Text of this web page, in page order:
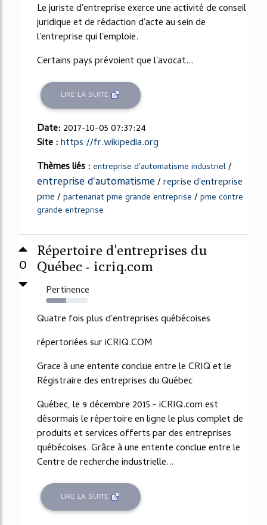
Le juriste d'entreprise exerce une activité de conseil
juridique et de rédaction d'acte au sein de
l'entreprise qui l'emploie.
Certains pays prévoient que l'avocat...
LIRE LA SUITE
Date: 2017-10-05 07:37:24
Site :https://fr.wikipedia.org
Thèmes liés : entreprise d'automatisme industriel/
entreprise d'automatisme/reprise d'entreprise
pme/partenariat pme grande entreprise /pme contre
grande entreprise
0
Répertoire d'entreprises du
Québec - icriq.com
Pertinence
49%
Quatre fois plus d'entreprises québécoises
répertoriées sur iCRIQ.COM
Grace à une entente conclue entre le CRIQ et le
Régistraire des entreprises du Québec
Québec, le 9 décembre 2015 - iCRIQ.com est
désormais le répertoire en ligne le plus complet de
produits et services offerts par des entreprises
québécoises. Grâce à une entente conclue entre le
Centre de recherche industrielle...
LIRE LA SUITE